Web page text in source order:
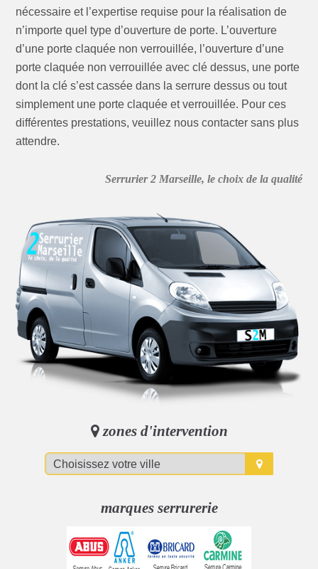
nécessaire et l’expertise requise pour la réalisation de
n’importe quel type d’ouverture de porte. L’ouverture
d’une porte claquée non verrouillée, l’ouverture d’une
porte claquée non verrouillée avec clé dessus, une porte
dont la clé s’est cassée dans la serrure dessus ou tout
simplement une porte claquée et verrouillée. Pour ces
différentes prestations, veuillez nous contacter sans plus
attendre.
Serrurier 2 Marseille, le choix de la qualité
zones d'intervention
marques serrurerie